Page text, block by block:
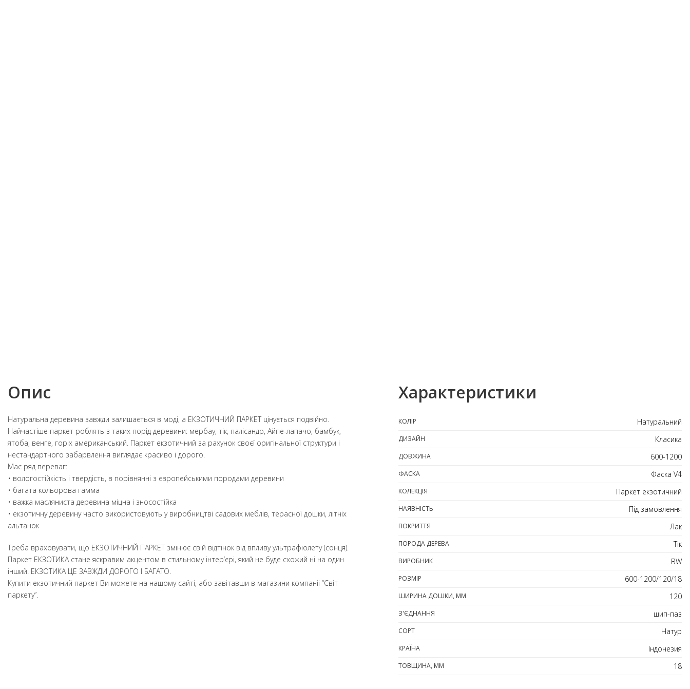
Опис
Натуральна деревина завжди залишається в моді, а ЕКЗОТИЧНИЙ ПАРКЕТ цінується подвійно.
Найчастіше паркет роблять з таких порід деревини: мербау, тік, палісандр, Айпе-лапачо, бамбук,
ятоба, венге, горіх американський. Паркет екзотичний за рахунок своєї оригінальної структури і
нестандартного забарвлення виглядає красиво і дорого.
Має ряд переваг:
• вологостійкість і твердість, в порівнянні з європейськими породами деревини
• багата кольорова гамма
• важка масляниста деревина міцна і зносостійка
• екзотичну деревину часто використовують у виробництві садових меблів, терасної дошки, літніх
альтанок
Треба враховувати, що ЕКЗОТИЧНИЙ ПАРКЕТ змінює свій відтінок від впливу ультрафіолету (сонця).
Паркет ЕКЗОТИКА стане яскравим акцентом в стильному інтер’єрі, який не буде схожий ні на один
інший. ЕКЗОТИКА ЦЕ ЗАВЖДИ ДОРОГО І БАГАТО.
Купити екзотичний паркет Ви можете на нашому сайті, або завітавши в магазини компаніі “Світ
паркету”.
Характеристики
КОЛІР Натуральний
ДИЗАЙН Класика
ДОВЖИНА 600-1200
ФАСКА Фаска V4
КОЛЕКЦІЯ Паркет екзотичний
НАЯВНІСТЬ Під замовлення
ПОКРИТТЯ Лак
ПОРОДА ДЕРЕВА Тік
ВИРОБНИК BW
РОЗМІР 600-1200/120/18
ШИРИНА ДОШКИ, ММ 120
З'ЄДНАННЯ шип-паз
СОРТ Натур
КРАЇНА Індонезия
ТОВЩИНА, ММ 18